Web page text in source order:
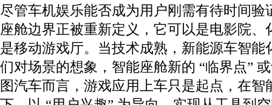
尽管车机娱乐能否成为用户刚需有待时间验
座舱边界正被重新定义，它可以是电影院、
是移动游戏厅。当技术成熟，新能源车智能
们对场景的想象，智能座舱新的 “临界点”
图汽车而言，游戏应用上车只是起点，在智